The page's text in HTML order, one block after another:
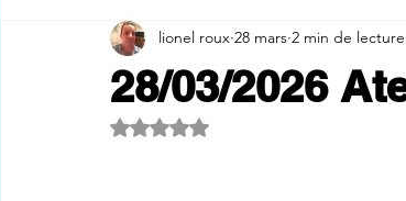
28/03/2026
lionel roux 28 mars 2 min de lecture
Noté NaN étoiles sur 5.